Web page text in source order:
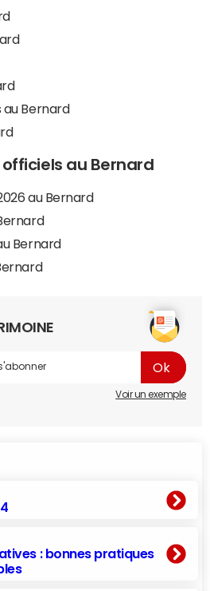
Bernard
au Bernard
au Bernard
Bernard
Voir un exemple
: bonnes pratiques